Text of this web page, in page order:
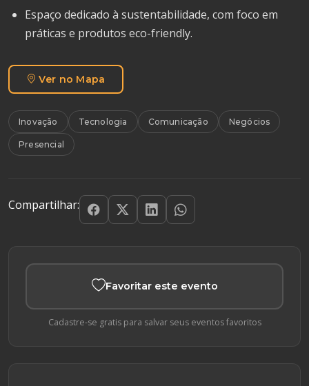
Espaço dedicado à sustentabilidade, com foco em
práticas e produtos eco-friendly.
Ver no Mapa
Inovação Tecnologia Comunicação Negócios
Presencial
Compartilhar:
Favoritar este evento
Cadastre-se gratis para salvar seus eventos favoritos